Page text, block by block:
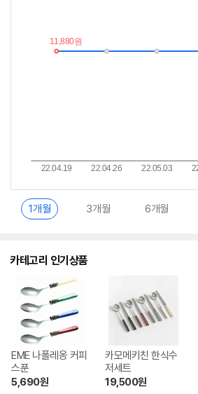
이
란?
1개월 3개월 6개월
카테고리 인기상품
EME 나폴레옹 커피
스푼
5,690원
카모메키친 한식수
저세트
19,500원